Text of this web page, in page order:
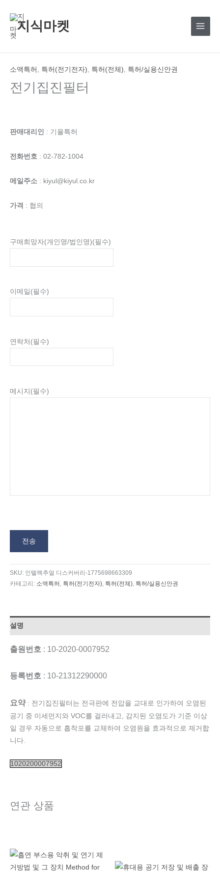
건
지식마켓
소액특허 , 특허(전기전자), 특허(전체), 특허/실용신안권
전기집진필터
판매대리인 : 기율특허
전화번호 : 02-782-1004
메일주소 : kiyul@kiyul.co.kr
가격 : 협의
구매희망자(개인명/법인명)(필수)
이메일 (필수)
연락처 (필수)
메시지 (필수)
전송
SKU: 인텔렉추얼 디스커버리-1775698663309
카테고리: 소액특허 , 특허(전기전자), 특허(전체), 특허/실용신안권
설명
출원번호 : 10-2020-0007952
등록번호 : 10-21312290000
요약 : 전기집진필터는 전극판에 전압을 교대로 인가하여 오염된
공기 중 미세먼지와 VOC를 걸러내고, 감지된 오염도가 기준 이상
일 경우 자동으로 흡착포를 교체하여 오염원을 효과적으로 제거합
니다.
1020200007952
연관 상품